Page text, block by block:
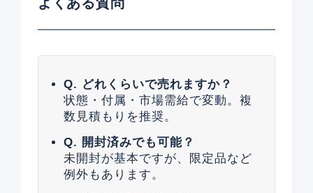
Q. どれくらいで売れますか？
状態・付属・市場需給で変動。複
数見積もりを推奨。
Q. 開封済みでも可能？
未開封が基本ですが、限定品など
例外もあります。